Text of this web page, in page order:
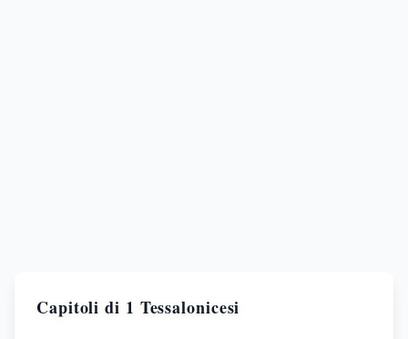
Capitoli di 1 Tessalonicesi